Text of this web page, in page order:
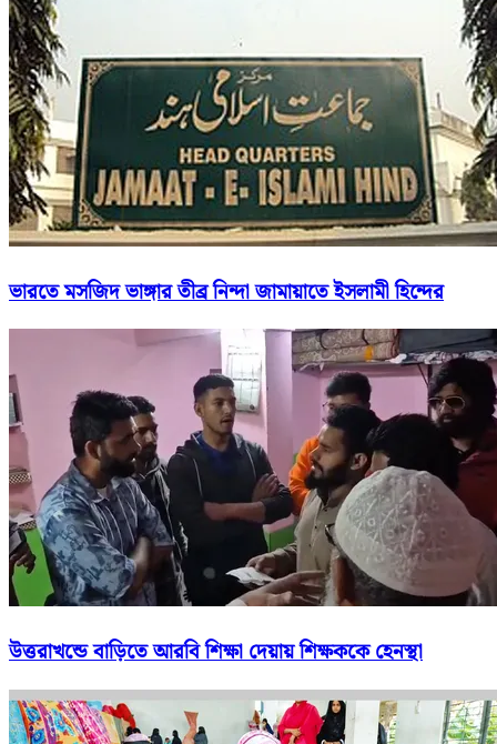
ভারতে মসজিদ ভাঙ্গার তীব্র নিন্দা জামায়াতে ইসলামী হিন্দের
উত্তরাখন্ডে বাড়িতে আরবি শিক্ষা দেয়ায় শিক্ষককে হেনস্থা